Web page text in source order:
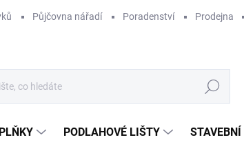
Půjčovna nářadí Poradenství Prodejna
Hledat
PODLAHOVÉ LIŠTY